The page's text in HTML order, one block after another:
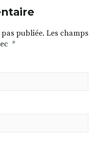
publiée. Les champs
*